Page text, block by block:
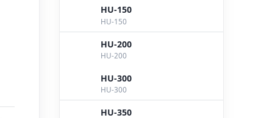
HU-150
HU-150
HU-200
HU-200
HU-300
HU-300
HU-350